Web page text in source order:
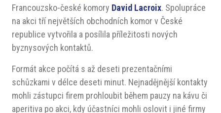
Francouzsko-české komory David Lacroix. Spolupráce
na akci tří největších obchodních komor v České
republice vytvořila a posílila příležitosti nových
byznysových kontaktů.
Formát akce počítá s až deseti prezentačními
schůzkami v délce deseti minut. Nejnadějnější kontakty
mohli zástupci firem prohloubit během pauzy na kávu či
aperitiva po akci, kdy účastníci mohli oslovit i jiné firmy